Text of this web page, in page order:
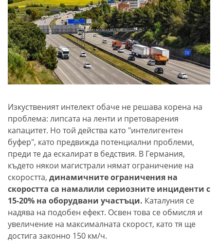
Изкуственият интелект обаче не решава корена на
проблема: липсата на ленти и претоварения
капацитет. Но той действа като "интелигентен
буфер", като предвижда потенциални проблеми,
преди те да ескалират в бедствия. В Германия,
където някои магистрали нямат ограничение на
скоростта, динамичните ограничения на
скоростта са намалили сериозните инциденти с
15-20% на оборудвани участъци. Каталуния се
надява на подобен ефект. Освен това се обмисля и
увеличение на максималната скорост, като тя ще
достига законно 150 км/ч.